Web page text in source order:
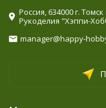
Россия, 634000 г.
Рукоделия "Хэппи-
manager@happy-